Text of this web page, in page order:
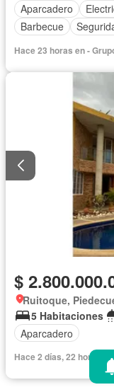
Aparcadero
Barbecue
Hace 23 horas en -
$
Ruitoque,
5 Habitaciones
Aparcadero
Hace 2 días, 22 horas